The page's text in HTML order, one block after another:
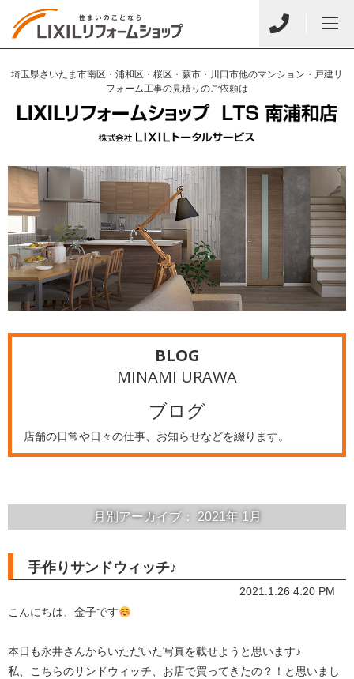
埼玉県さいたま市南区・浦和区・桜区・蕨市・川口市他のマンション・戸建リ
フォーム工事の見積りのご依頼は
BLOG
MINAMI URAWA
ブログ
店舗の日常や日々の仕事、お知らせなどを綴ります。
月別アーカイブ： 2021年 1月
手作りサンドウィッチ♪
2021.1.26 4:20 PM
こんにちは、金子です
本日も永井さんからいただいた写真を載せようと思います♪
私、こちらのサンドウィッチ、お店で買ってきたの？！と思いまし